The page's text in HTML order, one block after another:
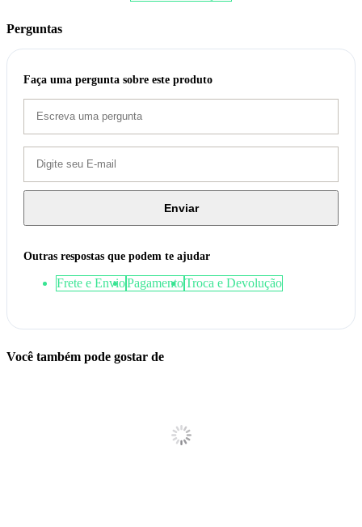
Perguntas
Faça uma pergunta sobre este produto
Enviar
Outras respostas que podem te ajudar
Frete e EnvioPagamentoTroca e Devolução
Você também pode gostar de